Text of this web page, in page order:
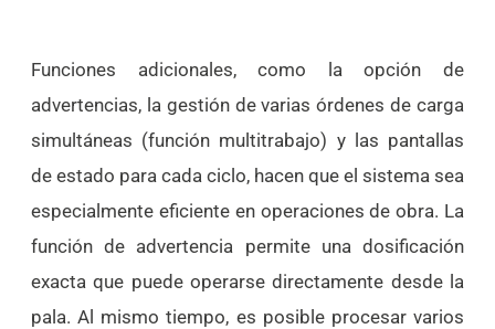
Funciones adicionales, como la opción de
advertencias, la gestión de varias órdenes de carga
simultáneas (función multitrabajo) y las pantallas
de estado para cada ciclo, hacen que el sistema sea
especialmente eficiente en operaciones de obra. La
función de advertencia permite una dosificación
exacta que puede operarse directamente desde la
pala. Al mismo tiempo, es posible procesar varios